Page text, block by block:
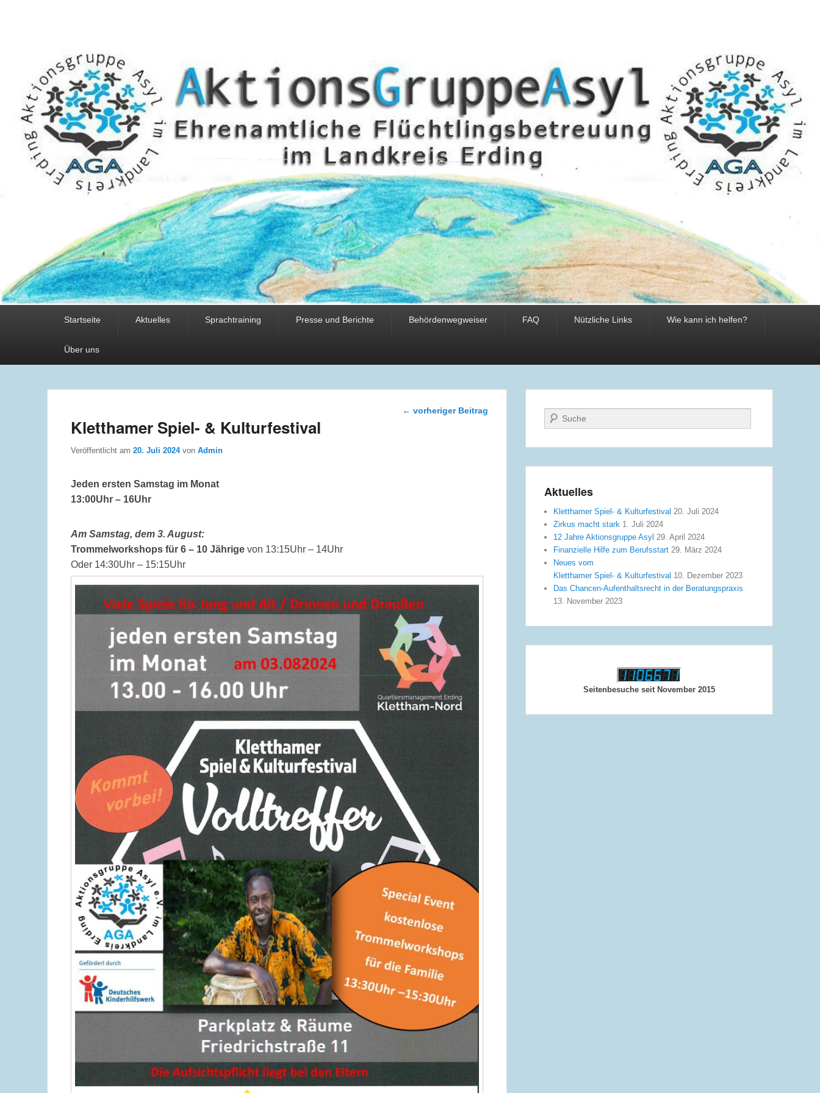
Startseite Aktuelles Sprachtraining Presse und Berichte Behördenwegweiser FAQ Nützliche Links Wie kann ich helfen?
Über uns
Beitragsnavigation
← vorheriger Beitrag
Kletthamer Spiel- & Kulturfestival
Veröffentlicht am 20. Juli 2024 von Admin
Jeden ersten Samstag im Monat
13:00Uhr – 16Uhr
Am Samstag, dem 3. August:
Trommelworkshops für 6 – 10 Jährige von 13:15Uhr – 14Uhr
Oder 14:30Uhr – 15:15Uhr
Suche
Aktuelles
Kletthamer Spiel- & Kulturfestival 20. Juli 2024
Zirkus macht stark 1. Juli 2024
12 Jahre Aktionsgruppe Asyl 29. April 2024
Finanzielle Hilfe zum Berufsstart 29. März 2024
Neues vom
Kletthamer Spiel- & Kulturfestival 10. Dezember 2023
Das Chancen-Aufenthaltsrecht in der Beratungspraxis
13. November 2023
Seitenbesuche seit November 2015